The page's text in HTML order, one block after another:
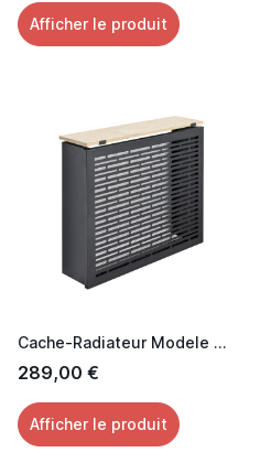
Afficher le produit
Cache-Radiateur Modele Horizon
289,00 €
Afficher le produit